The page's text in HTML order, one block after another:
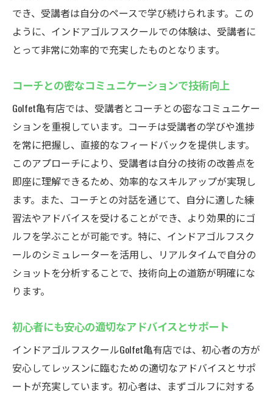
でき、受講者は自分のペースで学び続けられます。この
ように、インドアゴルフスクールでの体験は、受講者に
とって非常に効率的で充実したものとなります。
コーチとの密なコミュニケーションで技術向上
Golfet亀有店では、受講者とコーチとの密なコミュニケー
ションを重視しています。コーチは受講者の学びや進捗
を常に把握し、直接的なフィードバックを提供します。
このアプローチにより、受講者は自分の技術の改善点を
即座に理解できるため、効率的なスキルアップが実現し
ます。また、コーチとの対話を通じて、自分に適した練
習法やアドバイスを受けることができ、より効果的にゴ
ルフを学ぶことが可能です。特に、インドアゴルフスク
ールのシミュレーターを活用し、リアルタイムで自分の
ショットを分析することで、技術向上の道筋が明確にな
ります。
初心者にも安心の適切なアドバイスとサポート
インドアゴルフスクールGolfet亀有店では、初心者の方が
安心してレッスンに臨むための適切なアドバイスとサポ
ートが充実しています。初心者は、まずゴルフに対する